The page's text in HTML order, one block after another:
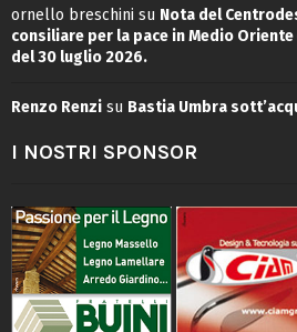
ornello breschini su Nota del
consiliare per la pace in Medio
del 30 luglio 2026.
Renzo Renzi su Bastia Umbra
I NOSTRI SPONSOR